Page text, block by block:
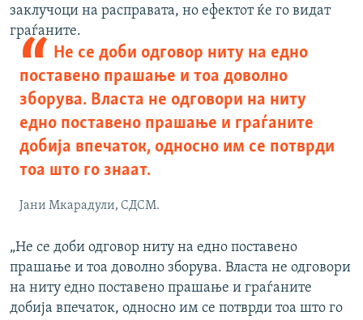
заклучоци на расправата, но ефектот ќе го видат
граѓаните.
Не се доби одговор ниту на едно
поставено прашање и тоа доволно
зборува. Власта не одговори на ниту
едно поставено прашање и граѓаните
добија впечаток, односно им се потврди
тоа што го знаат.
Јани Мкарадули, СДСМ.
„Не се доби одговор ниту на едно поставено
прашање и тоа доволно зборува. Власта не одговори
на ниту едно поставено прашање и граѓаните
добија впечаток, односно им се потврди тоа што го